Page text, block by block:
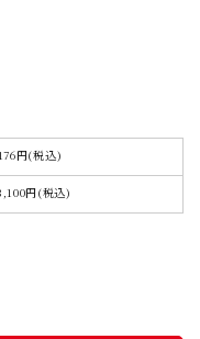
円(税込)
円(税込)